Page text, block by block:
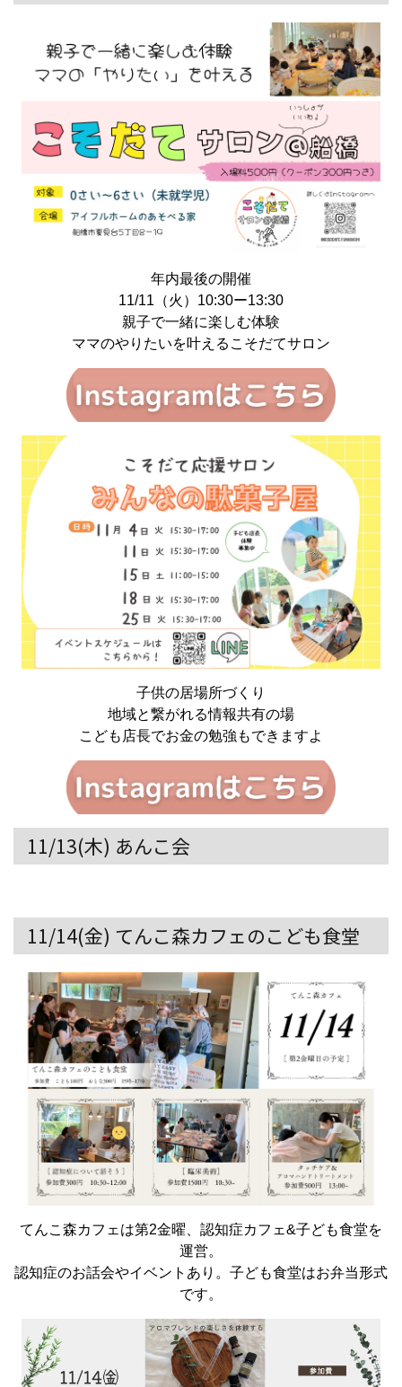
年内最後の開催
11/11（火）10:30ー13:30
親子で一緒に楽しむ体験
ママのやりたいを叶えるこそだてサロン
子供の居場所づくり
地域と繋がれる情報共有の場
こども店長でお金の勉強もできますよ
11/13(木) あんこ会
11/14(金) てんこ森カフェのこども食堂
てんこ森カフェは第2金曜、認知症カフェ&子ども食堂を
運営。
認知症のお話会やイベントあり。子ども食堂はお弁当形式
です。